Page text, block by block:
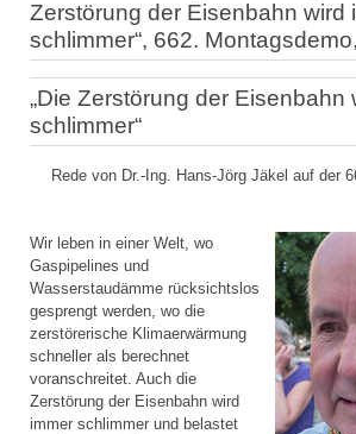
Zerstörung der Eisenbahn wird
schlimmer“, 662.
„Die Zerstörung der Eisenbahn
schlimmer“
Rede von Dr.-Ing. Hans-Jörg Jäkel auf der
Wir leben in einer Welt, wo
Gaspipelines und
Wasserstaudämme rücksichtslos
gesprengt werden, wo die
zerstörerische Klimaerwärmung
schneller als berechnet
voranschreitet. Auch die
Zerstörung der Eisenbahn wird
immer schlimmer und belastet